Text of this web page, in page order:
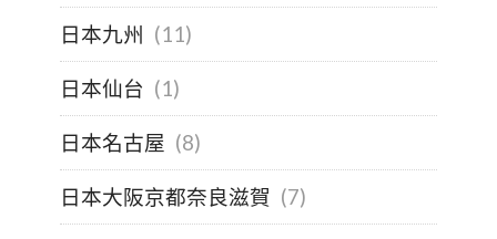
日本九州 (11)
日本仙台 (1)
日本名古屋 (8)
日本大阪京都奈良滋賀 (7)